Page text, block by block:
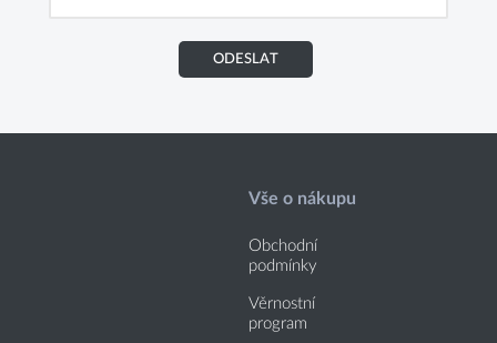
ODESLAT
Vše o nákupu
Obchodní
podmínky
Věrnostní
program